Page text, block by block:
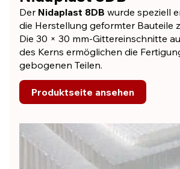
Der Nidaplast 8DB wurde speziell
die Herstellung geformter Bauteile
Die 30 × 30 mm-Gittereinschnitte
des Kerns ermöglichen die
gebogenen Teilen.
Produktseite ansehen